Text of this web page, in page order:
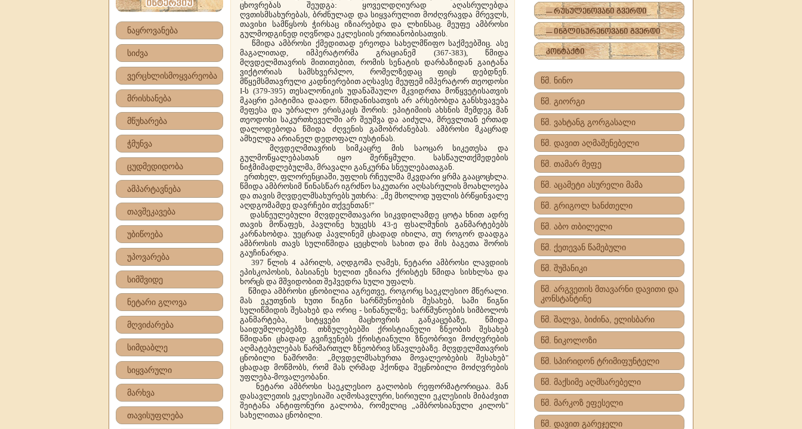
ნაყროვანება
სიძვა
ვერცხლისმოყვარეობა
მრისხანება
მწუხარება
ჭმუნვა
ცუდმედიდობა
ამპარტავნება
თავშეკავება
უბიწოება
უპოვარება
სიმშვიდე
ნეტარი გლოვა
მღვიძარება
სიმდაბლე
სიყვარული
მარხვა
თავისუფლება
ცხოვრებას შეუდგა: ყოველდღიურად აღასრულებდა
ღვთისმსახურებას, ბრძნულად და სიყვარულით მოძღვრავდა მრევლს,
თავისი სამწყსოს ჭირსაც იზიარებდა და ლხინსაც. მეუფე ამბროსი
გულმოდგინედ იღვწოდა ეკლესიის ერთიანობისათვის.
წმიდა ამბროსი ქმედითად ერეოდა სახელმწიფო საქმეებშიც. ასე
მაგალითად, იმპერატორმა გრაციანემ (367-383), წმიდა
მღვდელმთავრის მითითებით, რომის სენატის დარბაზიდან გაიტანა
ვიქტორიას სამსხვერპლო, რომელზედაც ფიცს დებდნენ.
მწყემსმთავრული კადნიერებით აღსავსე მეუფემ იმპერატორ თეოდოსი
I-ს (379-395) თესალონიკის უდანაშაულო მკვიდრთა მოწყვეტისათვის
მკაცრი ეპიტიმია დაადო. წმიდანისათვის არ არსებობდა განსხვავება
მეფესა და უბრალო ერისკაცს შორის: ეპიტიმიის ახსნის შემდეგ მან
თეოდოსი საკურთხეველში არ შეუშვა და აიძულა, მრევლთან ერთად
დალოდებოდა წმიდა ძღვენის გამობრძანებას. ამბროსი მკაცრად
ამხელდა არიანელ დედოფალ იუსტინას.
მღვდელმთავრის სიმკაცრე მის საოცარ სიკეთესა და
გულმოწყალებასთან იყო შერწყმული. სასწაულთქმედების
ნიჭმიმადლებულმა, მრავალი განკურნა სნეულებათაგან.
ერთხელ, ფლორენციაში, უფლის რჩეულმა მკვდარი ყრმა გააცოცხლა.
წმიდა ამბროსიმ წინასწარ იგრძნო საკუთარი აღსასრულის მოახლოება
და თავის მღვდელმსახურებს უთხრა: „მე მხოლოდ უფლის ბრწყინვალე
აღდგომამდე დავრჩები თქვენთან!"
დასნეულებული მღვდელმთავარი სიკვდილამდე ცოტა ხნით ადრე
თავის მოწაფეს, პავლინე ხუცესს 43-ე ფსალმუნის განმარტებებს
კარნახობდა. უეცრად პავლინემ ცხადად იხილა, თუ როგორ დაადგა
ამბროსის თავს სულიწმიდა ცეცხლის სახით და მის ბაგეთა შორის
გაუჩინარდა.
397 წლის 4 აპრილს, აღდგომა ღამეს, ნეტარი ამბროსი ლავდიის
ეპისკოპოსის, ბასიანეს ხელით ეზიარა ქრისტეს წმიდა სისხლსა და
ხორცს და მშვიდობით შეჰვედრა სული უფალს.
წმიდა ამბროსი ცნობილია აგრეთვე, როგორც საეკლესიო მწერალი.
მას ეკუთვნის ხუთი წიგნი სარწმუნოების შესახებ, სამი წიგნი
სულიწმიდის შესახებ და ორიც - სინანულზე; სარწმუნოების სიმბოლოს
განმარტება, სიტყვები მაცხოვრის განკაცებაზე, წმიდა
საიდუმლოებებზე. თხზულებებში ქრისტიანული ზნეობის შესახებ
წმიდანი ცხადად გვიჩვენებს ქრისტიანული ზნეობრივი მოძღვრების
აღმატებულებას წარმართულ ზნეობრივ სწავლებაზე. მღვდელმთავრის
ცნობილი ნაშრომი: „მღვდელმსახურთა მოვალეობების შესახებ"
ცხადად მოწმობს, რომ მას ღრმად ჰქონდა შეცნობილი მოძღვრების
უფლება-მოვალეობანი.
ნეტარი ამბროსი საეკლესიო გალობის რეფორმატორიცაა. მან
დასავლეთის ეკლესიაში აღმოსავლური, სირიული ეკლესიის მიბაძვით
შეიტანა ანტიფონური გალობა, რომელიც „ამბროსიანული კილოს"
სახელითაა ცნობილი.
-- რუსულენოვანი გვერდი
-- ინგლისურენოვანი გვერდი
კონტაქტი
წმ. ნინო
წმ. გიორგი
წმ. ვახტანგ გორგასალი
წმ. დავით აღმაშენებელი
წმ. თამარ მეფე
წმ. აცამეტი ასურელი მამა
წმ. გრიგოლ ხანძთელი
წმ. აბო თბილელი
წმ. ქეთევან წამებული
წმ. შუშანიკი
წმ. არგვეთის მთავარნი დავითი და
კონსტანტინე
წმ. შალვა, ბიძინა, ელისბარი
წმ. ნიკოლოზი
წმ. სპირიდონ ტრიმიფუნტელი
წმ. მაქსიმე აღმსარებელი
წმ. მარკოზ ეფესელი
წმ. დავით გარეჯელი